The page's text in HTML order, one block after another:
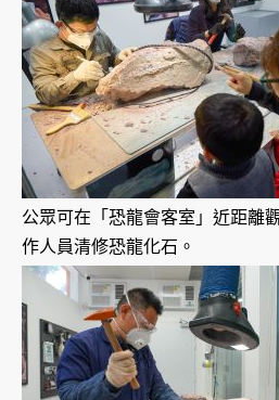
公眾可在「恐龍會客室」近距離
作人員清修恐龍化石。